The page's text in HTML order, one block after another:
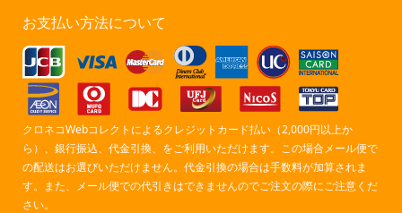
お支払い方法について
クロネコWebコレクトによるクレジットカード払い（2,000円以上か
ら）、銀行振込、代金引換、をご利用いただけます。この場合メール便で
の配送はお選びいただけません。代金引換の場合は手数料が加算されま
す。また、メール便での代引きはできませんのでご注文の際にご注意くだ
さい。